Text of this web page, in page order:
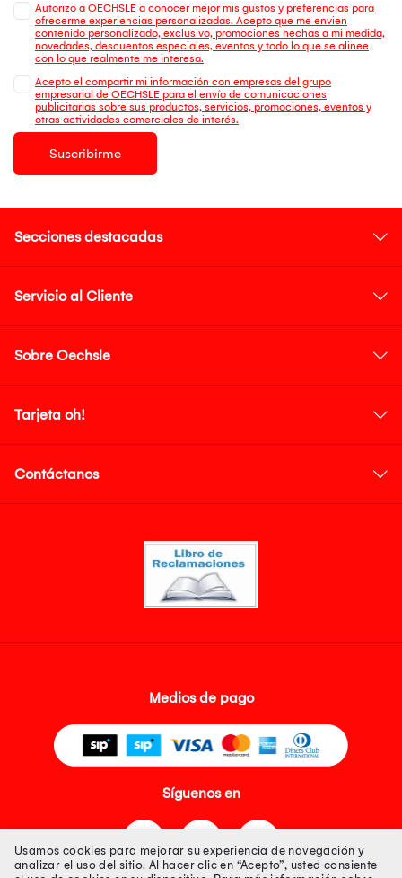
Autorizo a OECHSLE a conocer mejor mis gustos y preferencias para
ofrecerme experiencias personalizadas. Acepto que me envien
contenido personalizado, exclusivo, promociones hechas a mi medida,
novedades, descuentos especiales, eventos y todo lo que se alinee
con lo que realmente me interesa.
Acepto el compartir mi información con empresas del grupo
empresarial de OECHSLE para el envío de comunicaciones
publicitarias sobre sus productos, servicios, promociones, eventos y
otras actividades comerciales de interés.
Suscribirme
Secciones destacadas
Servicio al Cliente
Sobre Oechsle
Tarjeta oh!
Contáctanos
Medios de pago
Síguenos en
Usamos cookies para mejorar su experiencia de navegación y
analizar el uso del sitio. Al hacer clic en “Acepto”, usted consiente